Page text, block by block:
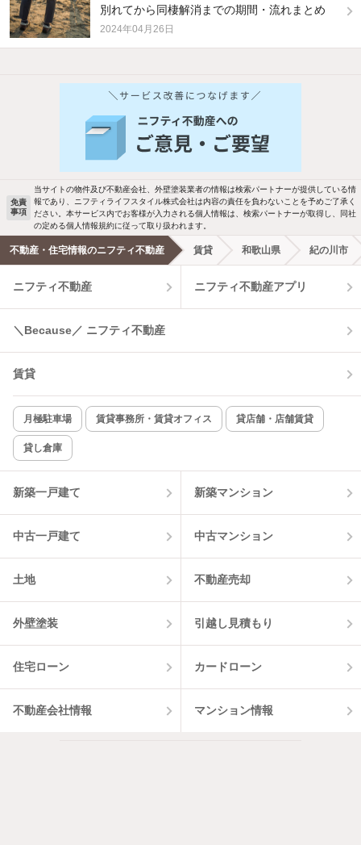
別れてから同棲解消までの期間・流れまとめ
2024年04月26日
他の人はこんな条件で絞り込んでいます！
バス・トイレ別 2階以上
駐車場あり ペット相談
洗濯機置場あり 独立洗面台
エアコンあり 都市ガス
温水洗浄便座 オートロック
コンロ2口以上
新着のみ インターネット無料
該当件数:
物件一覧に反映
新着物件メール通知
検索中の条件の新着物件情報をいち早く
新着メール通知を受け取る
免責
事項
当サイトの物件及び不動産会社、外壁塗装業者の情報は検索パートナーが提供している情
報であり、ニフティライフスタイル株式会社は内容の責任を負わないことを予めご了承く
ださい。本サービス内でお客様が入力される個人情報は、検索パートナーが取得し、同社
の定める個人情報規約に従って取り扱われます。
不動産・住宅情報のニフティ不動産 賃貸 和歌山県 紀の川市
ニフティ不動産 ニフティ不動産アプリ
＼Because／ ニフティ不動産
賃貸
月極駐車場 賃貸事務所・賃貸オフィス 貸店舗・店舗賃貸
貸し倉庫
新築一戸建て 新築マンション
中古一戸建て 中古マンション
土地 不動産売却
外壁塗装 引越し見積もり
住宅ローン カードローン
不動産会社情報 マンション情報